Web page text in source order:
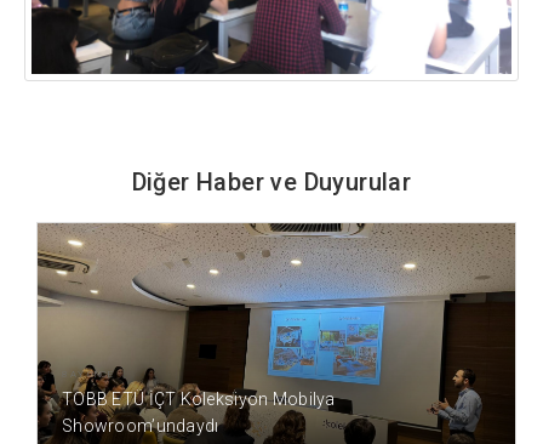
Diğer Haber ve Duyurular
8 AY ÖNCE
TOBB ETÜ İÇT Koleksiyon Mobilya
Showroom’undaydı